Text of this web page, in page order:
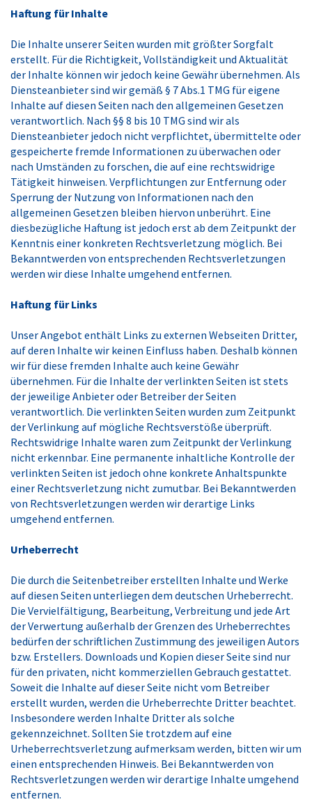
Haftung für Inhalte
Die Inhalte unserer Seiten wurden mit größter Sorgfalt
erstellt. Für die Richtigkeit, Vollständigkeit und Aktualität
der Inhalte können wir jedoch keine Gewähr übernehmen. Als
Diensteanbieter sind wir gemäß § 7 Abs.1 TMG für eigene
Inhalte auf diesen Seiten nach den allgemeinen Gesetzen
verantwortlich. Nach §§ 8 bis 10 TMG sind wir als
Diensteanbieter jedoch nicht verpflichtet, übermittelte oder
gespeicherte fremde Informationen zu überwachen oder
nach Umständen zu forschen, die auf eine rechtswidrige
Tätigkeit hinweisen. Verpflichtungen zur Entfernung oder
Sperrung der Nutzung von Informationen nach den
allgemeinen Gesetzen bleiben hiervon unberührt. Eine
diesbezügliche Haftung ist jedoch erst ab dem Zeitpunkt der
Kenntnis einer konkreten Rechtsverletzung möglich. Bei
Bekanntwerden von entsprechenden Rechtsverletzungen
werden wir diese Inhalte umgehend entfernen.
Haftung für Links
Unser Angebot enthält Links zu externen Webseiten Dritter,
auf deren Inhalte wir keinen Einfluss haben. Deshalb können
wir für diese fremden Inhalte auch keine Gewähr
übernehmen. Für die Inhalte der verlinkten Seiten ist stets
der jeweilige Anbieter oder Betreiber der Seiten
verantwortlich. Die verlinkten Seiten wurden zum Zeitpunkt
der Verlinkung auf mögliche Rechtsverstöße überprüft.
Rechtswidrige Inhalte waren zum Zeitpunkt der Verlinkung
nicht erkennbar. Eine permanente inhaltliche Kontrolle der
verlinkten Seiten ist jedoch ohne konkrete Anhaltspunkte
einer Rechtsverletzung nicht zumutbar. Bei Bekanntwerden
von Rechtsverletzungen werden wir derartige Links
umgehend entfernen.
Urheberrecht
Die durch die Seitenbetreiber erstellten Inhalte und Werke
auf diesen Seiten unterliegen dem deutschen Urheberrecht.
Die Vervielfältigung, Bearbeitung, Verbreitung und jede Art
der Verwertung außerhalb der Grenzen des Urheberrechtes
bedürfen der schriftlichen Zustimmung des jeweiligen Autors
bzw. Erstellers. Downloads und Kopien dieser Seite sind nur
für den privaten, nicht kommerziellen Gebrauch gestattet.
Soweit die Inhalte auf dieser Seite nicht vom Betreiber
erstellt wurden, werden die Urheberrechte Dritter beachtet.
Insbesondere werden Inhalte Dritter als solche
gekennzeichnet. Sollten Sie trotzdem auf eine
Urheberrechtsverletzung aufmerksam werden, bitten wir um
einen entsprechenden Hinweis. Bei Bekanntwerden von
Rechtsverletzungen werden wir derartige Inhalte umgehend
entfernen.